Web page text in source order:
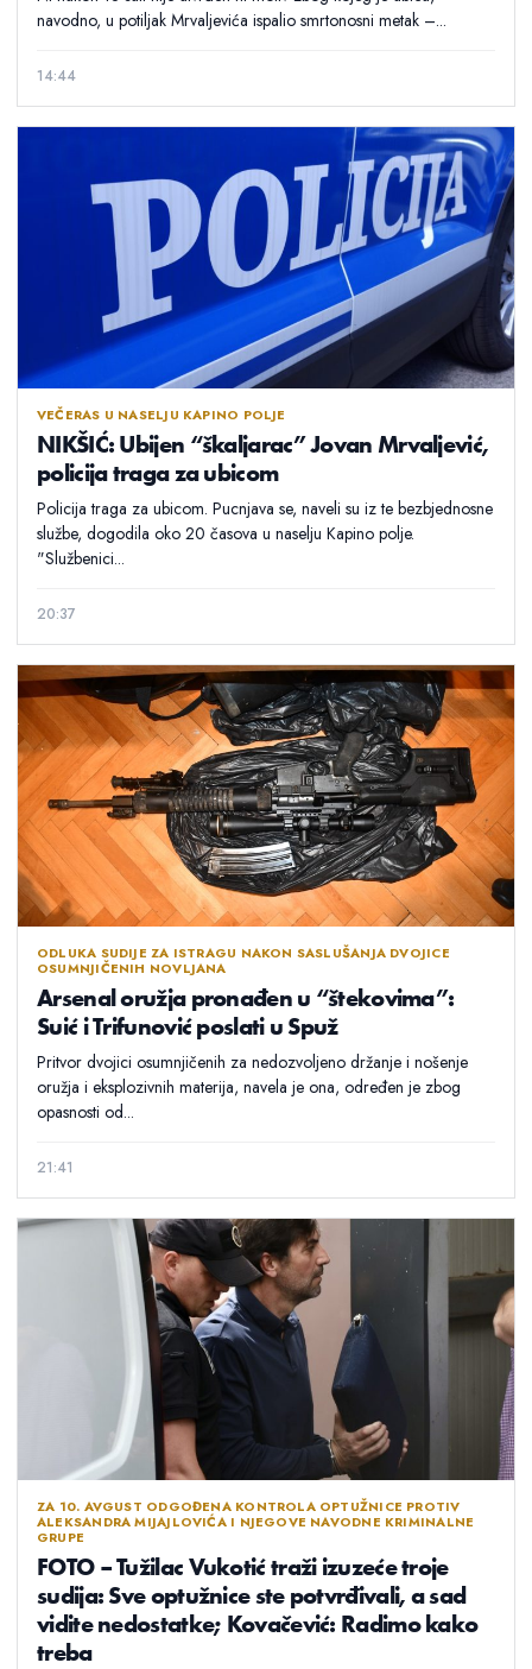
navodno, u potiljak Mrvaljevića ispalio smrtonosni metak –...
14:44
VEČERAS U NASELJU KAPINO POLJE
NIKŠIĆ: Ubijen “škaljarac” Jovan Mrvaljević,
policija traga za ubicom
Policija traga za ubicom. Pucnjava se, naveli su iz te bezbjednosne
službe, dogodila oko 20 časova u naselju Kapino polje.
"Službenici...
20:37
ODLUKA SUDIJE ZA ISTRAGU NAKON SASLUŠANJA DVOJICE
OSUMNJIČENIH NOVLJANA
Arsenal oružja pronađen u “štekovima”:
Suić i Trifunović poslati u Spuž
Pritvor dvojici osumnjičenih za nedozvoljeno držanje i nošenje
oružja i eksplozivnih materija, navela je ona, određen je zbog
opasnosti od...
21:41
ZA 10. AVGUST ODGOĐENA KONTROLA OPTUŽNICE PROTIV
ALEKSANDRA MIJAJLOVIĆA I NJEGOVE NAVODNE KRIMINALNE
GRUPE
FOTO – Tužilac Vukotić traži izuzeće troje
sudija: Sve optužnice ste potvrđivali, a sad
vidite nedostatke; Kovačević: Radimo kako
treba